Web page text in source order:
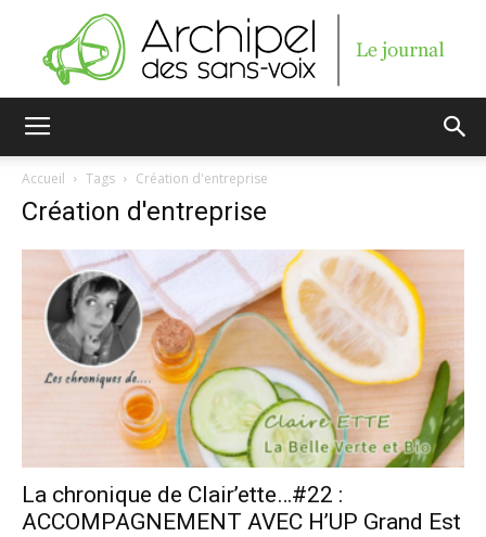
sans-
voix
Accueil Tags Création d'entreprise
Création d'entreprise
La chronique de Clair’ette…#22 :
ACCOMPAGNEMENT AVEC H’UP Grand Est